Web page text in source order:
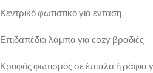
Κεντρικό φωτιστικό για ένταση
Επιδαπέδια λάμπα για cozy βραδιές
Κρυφός φωτισμός σε έπιπλα ή ράφια